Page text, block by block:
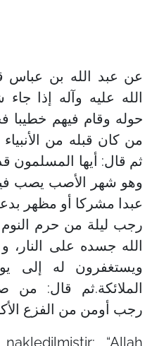
عن عبد الله بن
الله عليه وآله إذا
حوله وقام فيهم خطيبا
من كان قبله من
ثم قال: أيها المسلمون
وهو شهر الأصب يصب
عبدا مشركا أو مظهر
رجب ليلة من حرم
الله جسده على
ويستغفرون له إلى
الملائكة.ثم قال:
رجب أومن من الفزع
“Allah